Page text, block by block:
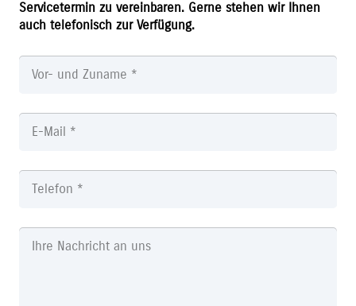
Servicetermin zu vereinbaren. Gerne stehen wir Ihnen
auch telefonisch zur Verfügung.